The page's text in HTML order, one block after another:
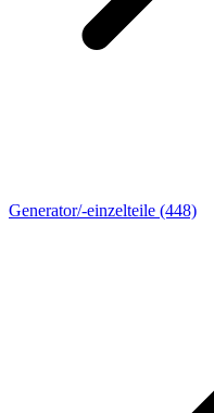
Generator/-einzelteile (448)